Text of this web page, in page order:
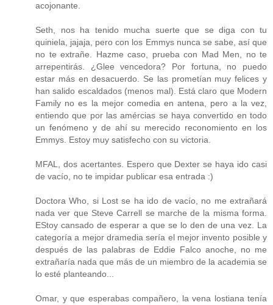
acojonante.
Seth, nos ha tenido mucha suerte que se diga con tu
quiniela, jajaja, pero con los Emmys nunca se sabe, así que
no te extrañe. Hazme caso, prueba con Mad Men, no te
arrepentirás. ¿Glee vencedora? Por fortuna, no puedo
estar más en desacuerdo. Se las prometían muy felices y
han salido escaldados (menos mal). Está claro que Modern
Family no es la mejor comedia en antena, pero a la vez,
entiendo que por las amércias se haya convertido en todo
un fenómeno y de ahí su merecido reconomiento en los
Emmys. Estoy muy satisfecho con su victoria.
MFAL, dos acertantes. Espero que Dexter se haya ido casi
de vacío, no te impidar publicar esa entrada :)
Doctora Who, si Lost se ha ido de vacío, no me extrañará
nada ver que Steve Carrell se marche de la misma forma.
EStoy cansado de esperar a que se lo den de una vez. La
categoría a mejor dramedia sería el mejor invento posible y
después de las palabras de Eddie Falco anoche, no me
extrañaría nada que más de un miembro de la academia se
lo esté planteando...
Omar, y que esperabas compañero, la vena lostiana tenía